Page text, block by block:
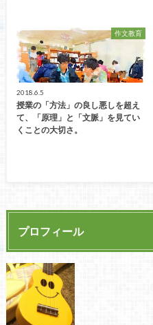
作文教育
2018.6.5
授業の「方法」の良し悪しを超え
て、「原理」と「文脈」を見てい
くことの大切さ。
プロフィール